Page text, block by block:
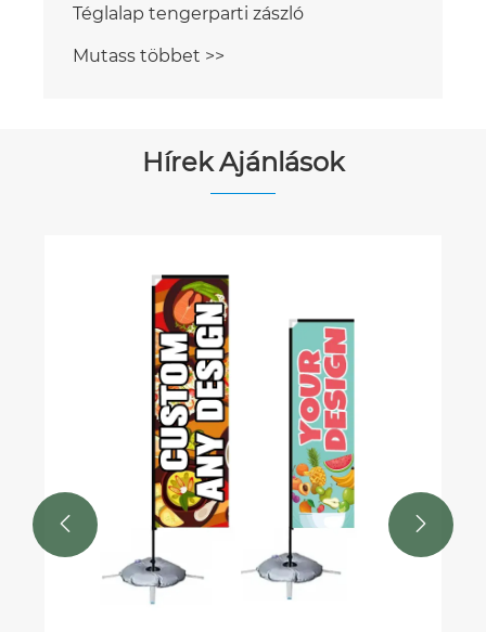
Téglalap tengerparti zászló
Mutass többet >>
Hírek Ajánlások
 